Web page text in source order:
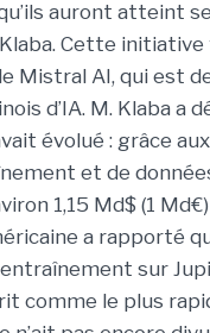
auront atteint
Cette initiative
Mistral AI, qui est
d’IA. M. Klaba a
évolué : grâce
et de
1,15 Md$ (1
a rapporté
sur
comme le plus